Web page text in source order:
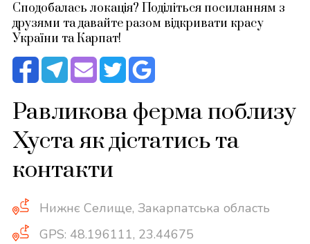
Сподобалась локація? Поділіться посиланням з
друзями та давайте разом відкривати красу
України та Карпат!
Равликова ферма поблизу
Хуста як дістатись та
контакти
Нижнє Селище, Закарпатська область
GPS: 48.196111, 23.44675